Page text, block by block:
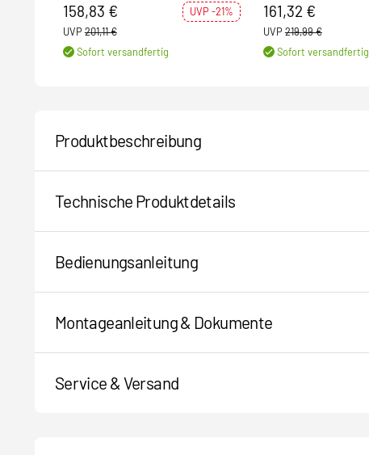
158,83 €
UVP -21%
UVP 201,11 €
Sofort versandfertig
dimmbar Weiß
161,32 €
UVP 219,99 €
Sofort versandfertig
Produktbeschreibung
Technische Produktdetails
Bedienungsanleitung
Montageanleitung & Dokumente
Service & Versand